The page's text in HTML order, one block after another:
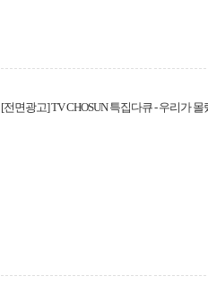
[전면광고] TV CHOSUN 특집다큐 - 우리가 몰